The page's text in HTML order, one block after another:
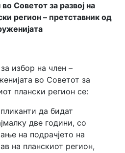
Советот за развој на
регион – претставник од
избор на член –
во Советот за
плански регион се:
да бидат
две години, со
на подрачјето на
на планскиот регион,